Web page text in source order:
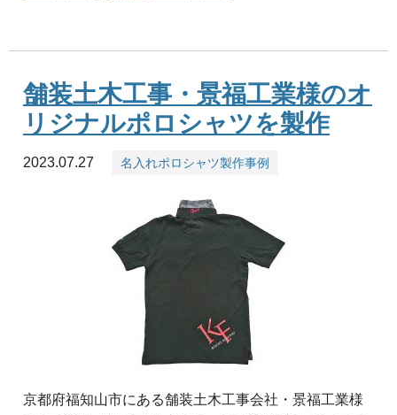
舗装土木工事・景福工業様のオ
リジナルポロシャツを製作
2023.07.27 名入れポロシャツ製作事例
京都府福知山市にある舗装土木工事会社・景福工業様